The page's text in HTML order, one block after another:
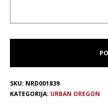
SKU: NRD001839
KATEGORIJA: URBAN OREGON